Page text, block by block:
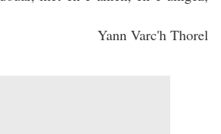
Yann Varc'h Thorel